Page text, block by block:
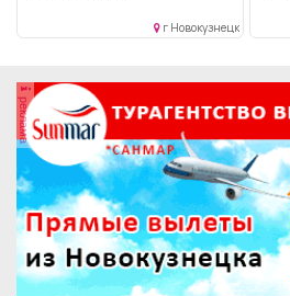
г Новокузнецк
реклама